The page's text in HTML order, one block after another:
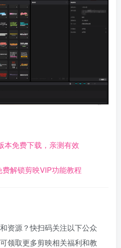
本免费下载，亲测有效
解锁剪映VIP功能教程
资源？快扫码关注以下公众
领取更多剪映相关福利和教